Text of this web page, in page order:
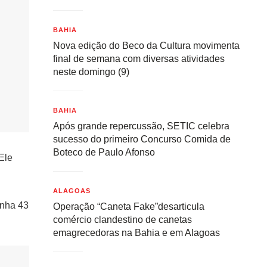
43
BAHIA
Nova edição do Beco da Cultura movimenta
final de semana com diversas atividades
neste domingo (9)
BAHIA
Após grande repercussão, SETIC celebra
sucesso do primeiro Concurso Comida de
Boteco de Paulo Afonso
ALAGOAS
Operação “Caneta Fake”desarticula
comércio clandestino de canetas
emagrecedoras na Bahia e em Alagoas